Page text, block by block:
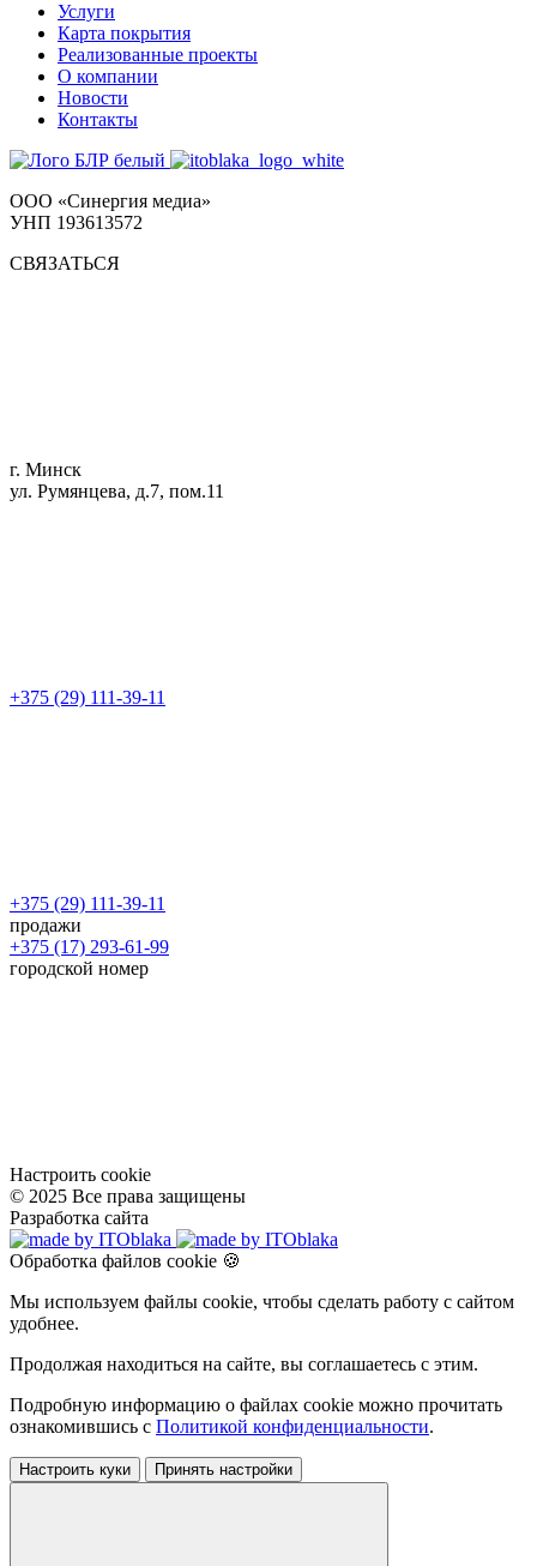
Услуги
Карта покрытия
Реализованные проекты
О компании
Новости
Контакты
ООО «Синергия медиа»
УНП 193613572
СВЯЗАТЬСЯ
г. Минск
ул. Румянцева, д.7, пом.11
+375 (29) 111-39-11
+375 (29) 111-39-11
продажи
+375 (17) 293-61-99
городской номер
Настроить cookie
© 2025 Все права защищены
Разработка сайта
Обработка файлов cookie 🍪
Мы используем файлы cookie, чтобы сделать работу с сайтом
удобнее.
Продолжая находиться на сайте, вы соглашаетесь с этим.
Подробную информацию о файлах cookie можно прочитать
ознакомившись с Политикой конфиденциальности.
Настроить куки Принять настройки